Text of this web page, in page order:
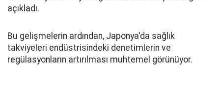
açıkladı.
Bu gelişmelerin ardından, Japonya'da sağlık
takviyeleri endüstrisindeki denetimlerin ve
regülasyonların artırılması muhtemel görünüyor.